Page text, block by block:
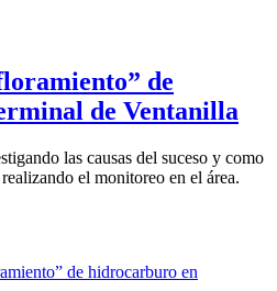
de
de Ventanilla
las causas del suceso y como
el monitoreo en el área.